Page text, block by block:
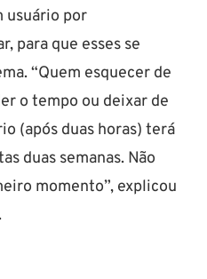
usuário por
para que esses se
“Quem esquecer de
o tempo ou deixar de
(após duas horas) terá
duas semanas. Não
momento”, explicou